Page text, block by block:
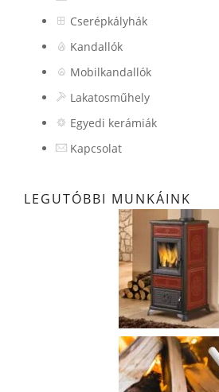
Cserépkályhák
Kandallók
Mobilkandallók
Lakatosműhely
Egyedi kerámiák
Kapcsolat
LEGUTÓBBI MUNKÁINK